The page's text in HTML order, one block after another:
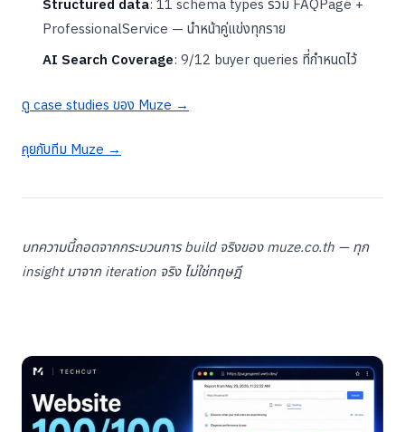
Structured data: 11 schema types รวม FAQPage +
ProfessionalService — นำหน้าคู่แข่งทุกราย
AI Search Coverage: 9/12 buyer queries ที่กำหนดไว้
ดู case studies ของ Muze →
คุยกับทีม Muze →
บทความนี้ถอดจากกระบวนการ build จริงของ muze.co.th — ทุก
insight มาจาก iteration จริง ไม่ใช่ทฤษฎี